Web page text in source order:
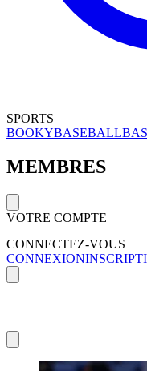
SPORTS
BOOKYBASEBALL
MEMBRES
VOTRE COMPTE
CONNECTEZ-VOUS
CONNEXION